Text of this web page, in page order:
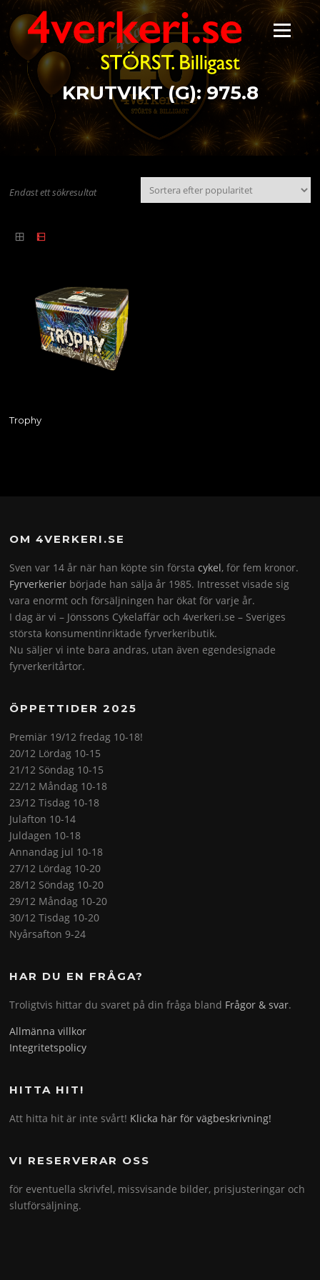
Hoppa
innehåll
Meny
KRUTVIKT (G):975.8
Endast ett sökresultat
Trophy
OM 4VERKERI.SE
Sven var 14 år när han köpte sin förstacykel, för fem kronor.
Fyrverkerier började han sälja år 1985. Intresset visade sig
vara enormt och försäljningen har ökat för varje år.
I dag är vi – Jönssons Cykelaffär och 4verkeri.se – Sveriges
största konsumentinriktade fyrverkeributik.
Nu säljer vi inte bara andras, utan även egendesignade
fyrverkeritårtor.
ÖPPETTIDER 2025
Premiär 19/12 fredag 10-18!
20/12 Lördag 10-15
21/12 Söndag 10-15
22/12 Måndag 10-18
23/12 Tisdag 10-18
Julafton 10-14
Juldagen 10-18
Annandag jul 10-18
27/12 Lördag 10-20
28/12 Söndag 10-20
29/12 Måndag 10-20
30/12 Tisdag 10-20
Nyårsafton 9-24
HAR DU EN FRÅGA?
Troligtvis hittar du svaret på din fråga bland Frågor & svar.
Allmänna villkor
Integritetspolicy
HITTA HIT!
Att hitta hit är inte svårt! Klicka här för vägbeskrivning!
VI RESERVERAR OSS
för eventuella skrivfel, missvisande bilder, prisjusteringar och
slutförsäljning.